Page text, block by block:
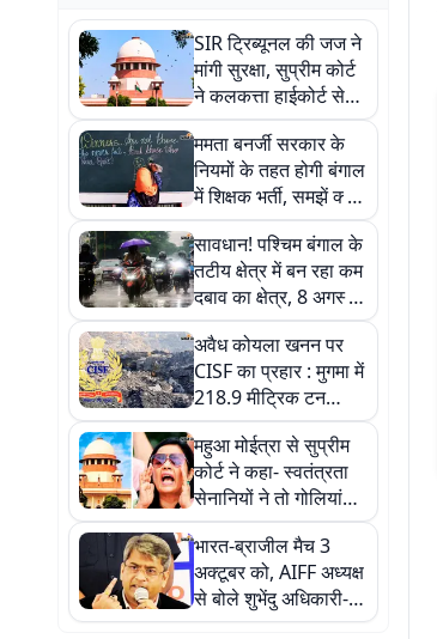
SIR ट्रिब्यूनल की जज ने
मांगी सुरक्षा, सुप्रीम कोर्ट
ने कलकत्ता हाईकोर्ट से
कही ये बात
ममता बनर्जी सरकार के
नियमों के तहत होगी बंगाल
में शिक्षक भर्ती, समझें क्या
है एसएससी विवाद
सावधान! पश्चिम बंगाल के
तटीय क्षेत्र में बन रहा कम
दबाव का क्षेत्र, 8 अगस्त
से भारी बारिश की चेतावनी
अवैध कोयला खनन पर
CISF का प्रहार : मुगमा में
218.9 मीट्रिक टन
कोयला जब्त, जानें कितनी
है कीमत
महुआ मोईत्रा से सुप्रीम
कोर्ट ने कहा- स्वतंत्रता
सेनानियों ने तो गोलियां
खायीं थीं, आपको अंडे से
डर क्यों?
भारत-ब्राजील मैच 3
अक्टूबर को, AIFF अध्यक्ष
से बोले शुभेंदु अधिकारी-
बंगाल सरकार करेगी